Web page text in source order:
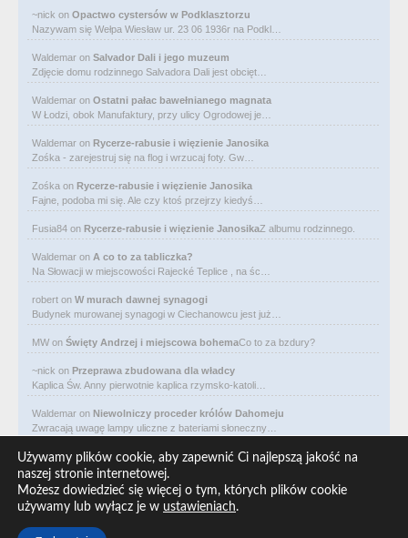
~nick on Opactwo cystersów w Podklasztorzu
Nazywam się Wełpa Wiesław ur. 23 06 1936r na Podkl…
Waldemar on Salvador Dali i jego muzeum
Zdjęcie domu rodzinnego Salvadora Dali jest obcięt…
Waldemar on Ostatni pałac bawełnianego magnata
W Łodzi, obok Manufaktury, przy ulicy Ogrodowej je…
Waldemar on Rycerze-rabusie i więzienie Janosika
Zośka - zarejestruj się na flog i wrzucaj foty. Gw…
Zośka on Rycerze-rabusie i więzienie Janosika
Fajne, podoba mi się. Ale czy ktoś przejrzy kiedyś…
Fusia84 on Rycerze-rabusie i więzienie JanosikaZ albumu rodzinnego.
Waldemar on A co to za tabliczka?
Na Słowacji w miejscowości Rajecké Teplice , na śc…
robert on W murach dawnej synagogi
Budynek murowanej synagogi w Ciechanowcu jest już…
MW on Święty Andrzej i miejscowa bohemaCo to za bzdury?
~nick on Przeprawa zbudowana dla władcy
Kaplica Św. Anny pierwotnie kaplica rzymsko-katoli…
Waldemar on Niewolniczy proceder królów Dahomeju
Zwracają uwagę lampy uliczne z bateriami słoneczny…
Waldemar on Adam Asnyk. Poeta z mojego miasta
CIEKAWOSTKA że pod banderą Malty pływa statek m/v…
Waldemar on
Historia na Wawelskim Wzgórzu
Michał Bogoria Skotnicki (1775–1808). Portret Mich…
Używamy plików cookie, aby zapewnić Ci najlepszą jakość na
naszej stronie internetowej.
Możesz dowiedzieć się więcej o tym, których plików cookie
używamy lub wyłącz je w ustawieniach.